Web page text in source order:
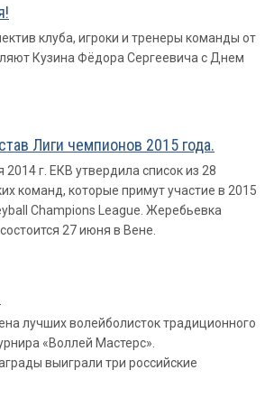
клуба, игроки и тренеры команды от
Кузина Фёдора Сергеевича с Днем
Лиги чемпионов 2015 года.
г. ЕКВ утвердила список из 28
команд, которые примут участие в 2015
Champions League. Жеребьевка
27 июня в Вене.
лучших волейболисток традиционного
«Воллей Мастерс».
выиграли три российские